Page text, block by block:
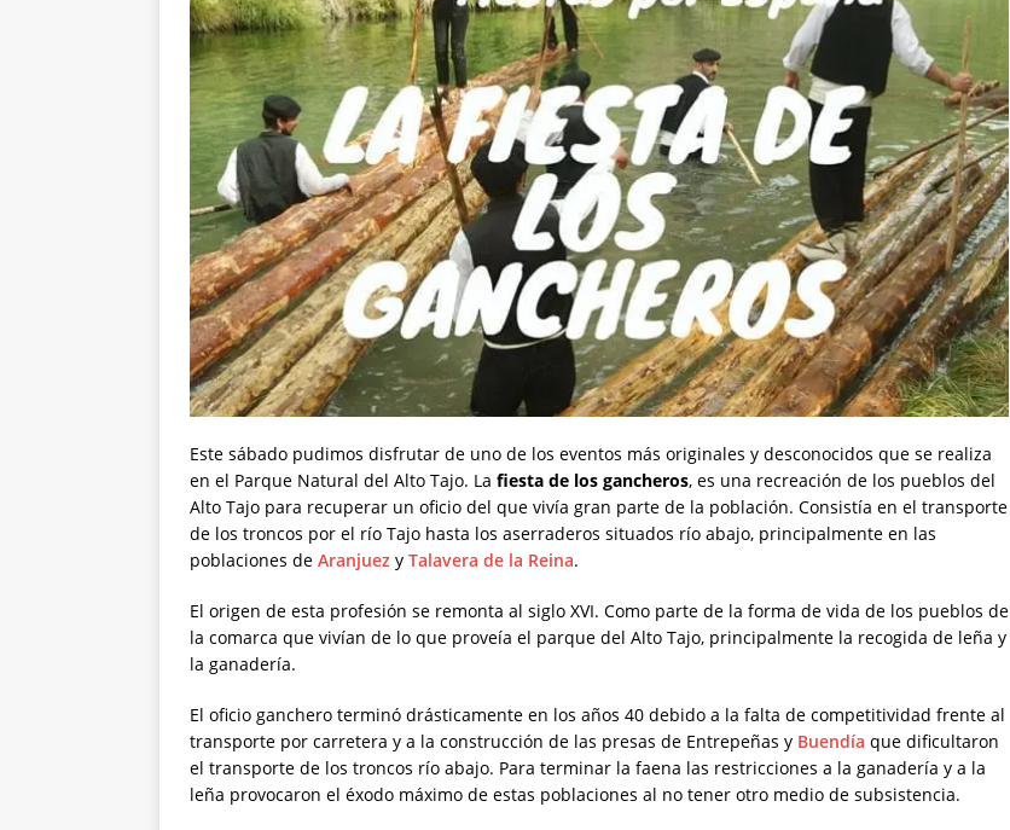
Este sábado pudimos disfrutar de uno de los eventos más originales y desconocidos que se realiza
en el Parque Natural del Alto Tajo. La fiesta de los gancheros, es una recreación de los pueblos del
Alto Tajo para recuperar un oficio del que vivía gran parte de la población. Consistía en el transporte
de los troncos por el río Tajo hasta los aserraderos situados río abajo, principalmente en las
poblaciones de Aranjuez y Talavera de la Reina.
El origen de esta profesión se remonta al siglo XVI. Como parte de la forma de vida de los pueblos de
la comarca que vivían de lo que proveía el parque del Alto Tajo, principalmente la recogida de leña y
la ganadería.
El oficio ganchero terminó drásticamente en los años 40 debido a la falta de competitividad frente al
transporte por carretera y a la construcción de las presas de Entrepeñas y Buendía que dificultaron
el transporte de los troncos río abajo. Para terminar la faena las restricciones a la ganadería y a la
leña provocaron el éxodo máximo de estas poblaciones al no tener otro medio de subsistencia.